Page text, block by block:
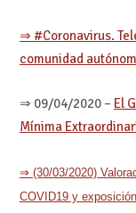
⇒ #Coronavirus.
comunidad
⇒ 09/04/2020– El
Mínima
⇒ (30/03/2020)
COVID19 y